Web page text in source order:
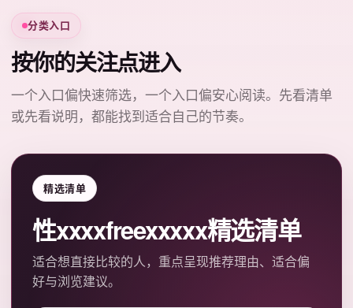
分类入口
按你的关注点进入
一个入口偏快速筛选，一个入口偏安心阅读。先看清单
或先看说明，都能找到适合自己的节奏。
精选清单
性xxxxfreexxxxx精选清单
适合想直接比较的人，重点呈现推荐理由、适合偏
好与浏览建议。